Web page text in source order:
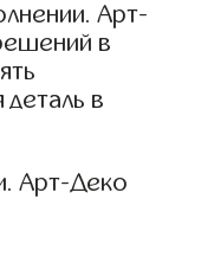
Арт-
в
в
Арт-Деко